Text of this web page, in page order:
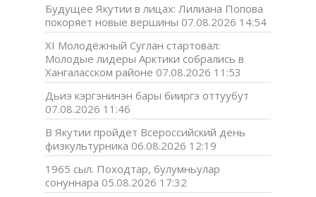
Будущее Якутии в лицах: Лилиана Попова
покоряет новые вершины 07.08.2026 14:54
XI Молодёжный Суглан стартовал:
Молодые лидеры Арктики собрались в
Хангаласском районе 07.08.2026 11:53
Дьиэ кэргэнинэн бары бииргэ оттуубут
07.08.2026 11:46
В Якутии пройдет Всероссийский день
физкультурника 06.08.2026 12:19
1965 сыл. Походтар, булумньулар
сонуннара 05.08.2026 17:32